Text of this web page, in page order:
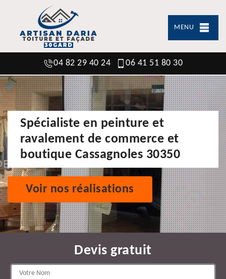
MENU
04 82 29 40 24 06 41 51 80 30
Spécialiste en peinture et
ravalement de commerce et
boutique Cassagnoles 30350
Voir nos réalisations
Devis gratuit